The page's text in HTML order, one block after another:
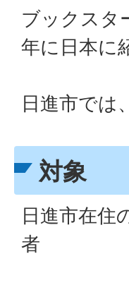
ブックスタ
年に日本に
日進市では
対象
日進市在住
者